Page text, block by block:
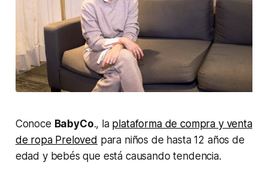
Conoce BabyCo., la plataforma de compra y venta
de ropa Preloved para niños de hasta 12 años de
edad y bebés que está causando tendencia.